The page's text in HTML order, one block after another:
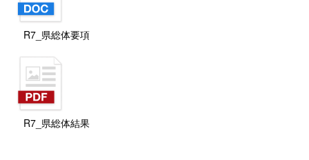
R7_県総体要項
R7_県総体結果